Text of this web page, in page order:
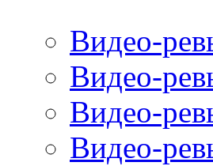
Видео-
Видео-
Видео-
Видео-